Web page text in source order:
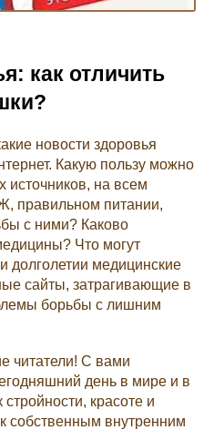
как отличить
новости здоровья
Какую пользу можно
источников, на всем
правильном питании,
с ними? Каково
Что могут
долголетии медицинские
сайты, затрагивающие в
борьбы с лишним
читатели! С вами
день в мире и в
красоте и
собственным внутренним